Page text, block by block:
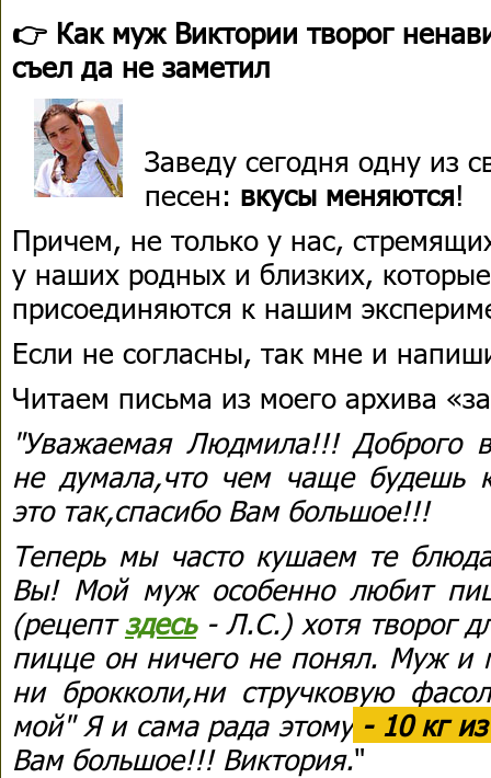
👉 Как муж Виктории творог
съел да не заметил
Заведу сегодня одну из
песен: вкусы меняются!
Причем, не только у нас,
у наших родных и близких,
присоединяются к нашим
Если не согласны, так мне и
Читаем письма из моего архива
"Уважаемая Людмила!!! Доброго
не думала,что чем чаще будешь
это так,спасибо Вам большое!!!
Теперь мы часто кушаем те
Вы! Мой муж особенно любит
(рецептздесь- Л.С.) хотя творог
пицце он ничего не понял. Муж и
ни брокколи,ни стручковую
мой" Я и сама рада этому- 10 кг из
Вам большое!!! Виктория."